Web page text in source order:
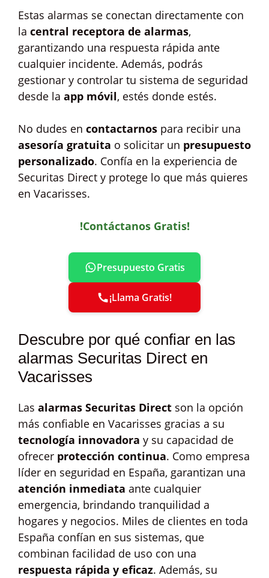
Estas alarmas se conectan directamente con
la central receptora de alarmas,
garantizando una respuesta rápida ante
cualquier incidente. Además, podrás
gestionar y controlar tu sistema de seguridad
desde la app móvil, estés donde estés.
No dudes en contactarnos para recibir una
asesoría gratuita o solicitar un presupuesto
personalizado. Confía en la experiencia de
Securitas Direct y protege lo que más quieres
en Vacarisses.
!Contáctanos Gratis!
Presupuesto Gratis
¡Llama Gratis!
Descubre por qué confiar en las
alarmas Securitas Direct en
Vacarisses
Las alarmas Securitas Direct son la opción
más confiable en Vacarisses gracias a su
tecnología innovadora y su capacidad de
ofrecer protección continua. Como empresa
líder en seguridad en España, garantizan una
atención inmediata ante cualquier
emergencia, brindando tranquilidad a
hogares y negocios. Miles de clientes en toda
España confían en sus sistemas, que
combinan facilidad de uso con una
respuesta rápida y eficaz. Además, su